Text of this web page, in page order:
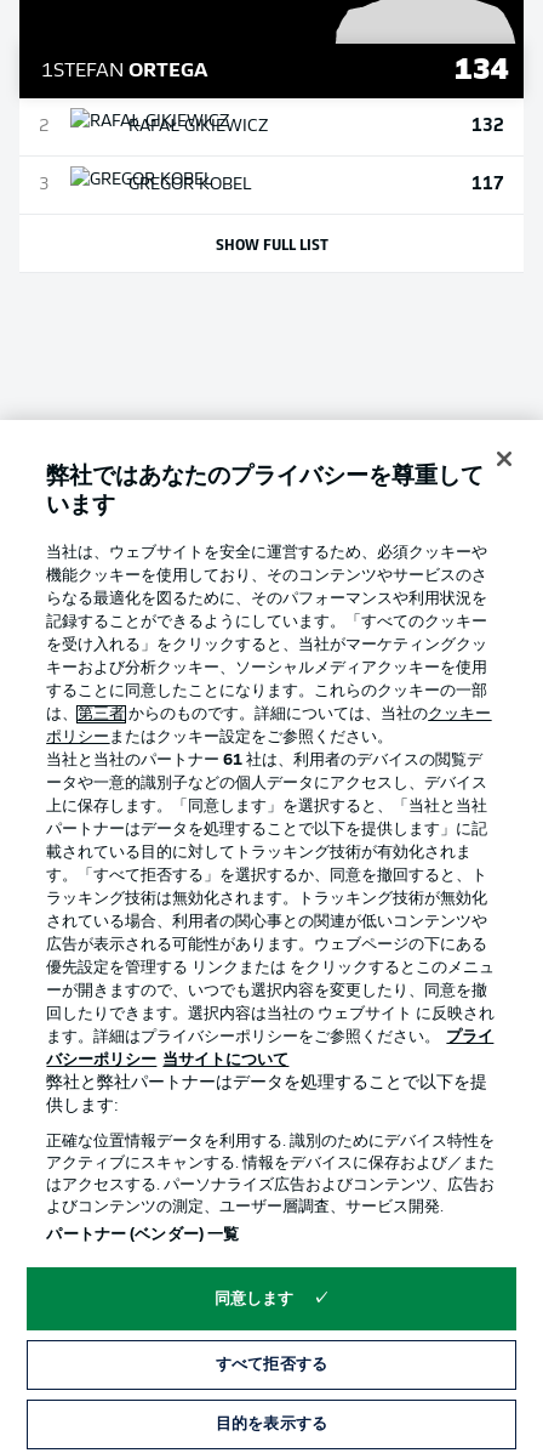
1STEFAN ORTEGA 134
2 RAFAŁGIKIEWICZ 132
3 GREGORKOBEL 117
SHOW FULL LIST
弊社ではあなたのプライバシーを尊重して
います
当社は、ウェブサイトを安全に運営するため、必須クッキーや
機能クッキーを使用しており、そのコンテンツやサービスのさ
らなる最適化を図るために、そのパフォーマンスや利用状況を
記録することができるようにしています。「すべてのクッキー
を受け入れる」をクリックすると、当社がマーケティングクッ
キーおよび分析クッキー、ソーシャルメディアクッキーを使用
することに同意したことになります。これらのクッキーの一部
は、第三者 からのものです。詳細については、当社のクッキー
ポリシー またはクッキー設定をご参照ください。
当社と当社のパートナー61 社は、利用者のデバイスの閲覧デ
ータや一意的識別子などの個人データにアクセスし、デバイス
上に保存します。「同意します」を選択すると、「当社と当社
パートナーはデータを処理することで以下を提供します」に記
載されている目的に対してトラッキング技術が有効化されま
す。「すべて拒否する」を選択するか、同意を撤回すると、ト
ラッキング技術は無効化されます。トラッキング技術が無効化
されている場合、利用者の関心事との関連が低いコンテンツや
広告が表示される可能性があります。ウェブページの下にある
優先設定を管理する リンクまたは をクリックするとこのメニュ
ーが開きますので、いつでも選択内容を変更したり、同意を撤
回したりできます。選択内容は当社の ウェブサイト に反映され
ます。詳細はプライバシーポリシーをご参照ください。
プライ
バシーポリシー 当サイトについて
弊社と弊社パートナーはデータを処理することで以下を提
供します:
正確な位置情報データを利用する. 識別のためにデバイス特性を
アクティブにスキャンする. 情報をデバイスに保存および／また
はアクセスする. パーソナライズ広告およびコンテンツ、広告お
よびコンテンツの測定、ユーザー層調査、サービス開発.
パートナー (ベンダー) 一覧
同意します
すべて拒否する
目的を表示する